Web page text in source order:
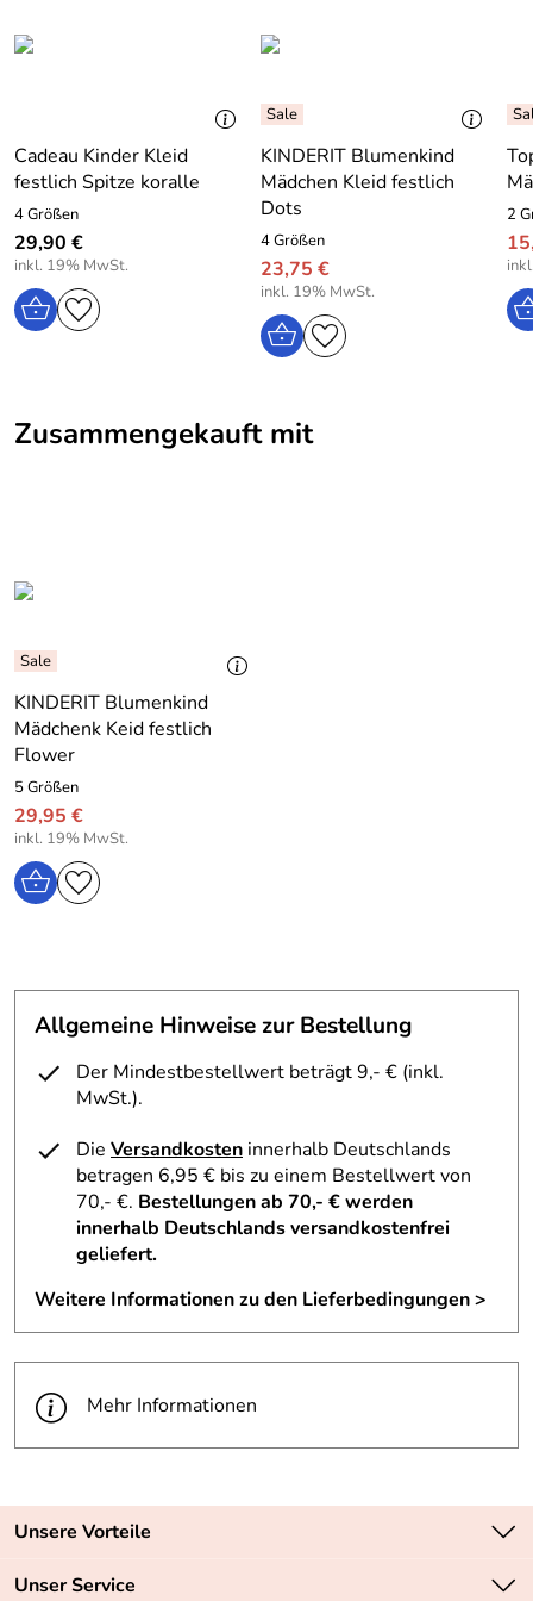
Cadeau Kinder Kleid
festlich Spitze koralle
4 Größen
29,90 €
inkl. 19% MwSt.
KINDERIT Blumenkind
Mädchen Kleid festlich
Dots
4 Größen
23,75 €
inkl. 19% MwSt.
2
Zusammengekauft mit
KINDERIT Blumenkind
Mädchenk Keid festlich
Flower
5 Größen
29,95 €
inkl. 19% MwSt.
Allgemeine Hinweise zur Bestellung
Der Mindestbestellwert beträgt 9,- € (inkl.
MwSt.).
Die Versandkosten innerhalb Deutschlands
betragen 6,95 € bis zu einem Bestellwert von
70,- €. Bestellungen ab 70,- € werden
innerhalb Deutschlands versandkostenfrei
geliefert.
Weitere Informationen zu den Lieferbedingungen >
Mehr Informationen
Unsere Vorteile
Zahlungsarten: Vorkasse, PayPal, PayPal Express
Unser Service